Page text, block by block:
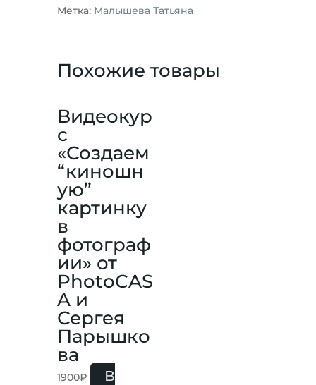
Метка: Малышева Татьяна
Похожие товары
Видеокур
с
«Создаем
“киношн
ую”
картинку
в
фотограф
ии» от
PhotoCAS
A и
Сергея
Парышко
ва
1900₽
В